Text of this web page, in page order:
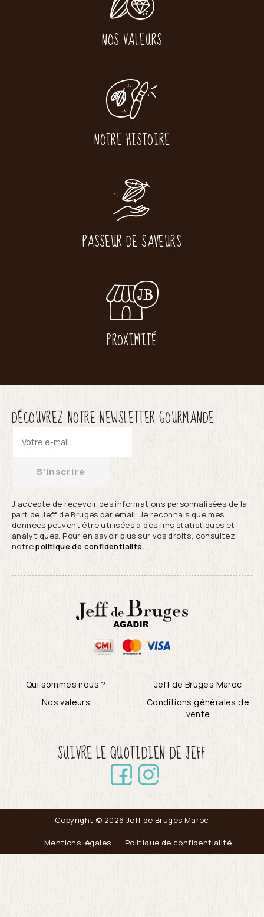
NOS VALEURS
NOTRE HISTOIRE
PASSEUR DE SAVEURS
PROXIMITÉ
DÉCOUVREZ NOTRE NEWSLETTER GOURMANDE
S'inscrire
J’accepte de recevoir des informations personnalisées de la
part de Jeff de Bruges par email. Je reconnais que mes
données peuvent être utilisées à des fins statistiques et
analytiques. Pour en savoir plus sur vos droits, consultez
notrepolitique de confidentialité.
Qui sommes nous ?
Jeff de Bruges Maroc
Nos valeurs
Conditions générales de
vente
SUIVRE LE QUOTIDIEN DE JEFF
Copyright © 2026 Jeff de Bruges Maroc
Mentions légales Politique de confidentialité